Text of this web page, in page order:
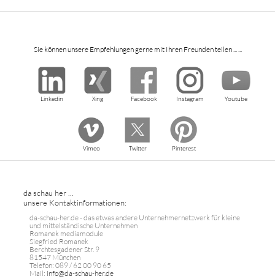
Sie können unsere Empfehlungen gerne mit Ihren Freunden teilen ... ...
Linkedin Xing Facebook Instagram Youtube
Vimeo Twitter Pinterest
da schau her ...
unsere Kontaktinformationen:
da-schau-her.de - das etwas andere Unternehmernetzwerk für kleine
und mittelständische Unternehmen
Romanek mediamodule
Siegfried Romanek
Berchtesgadener Str. 9
81547 München
Telefon: 089 / 62 00 90 65
Mail: info@da-schau-her.de